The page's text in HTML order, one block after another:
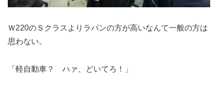
Ｗ220のＳクラスよりラパンの方が高いなんて一般の方は
思わない。
「軽自動車？ ハァ、どいてろ！」